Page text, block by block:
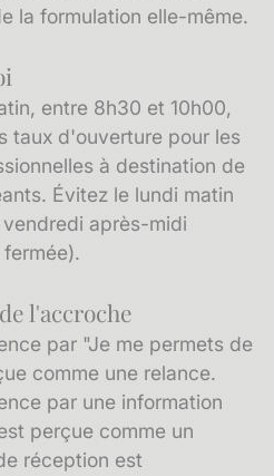
la formulation elle-même.
entre 8h30 et 10h00,
taux d'ouverture pour les
à destination de
Évitez le lundi matin
après-midi
l'accroche
par "Je me permets de
comme une relance.
par une information
perçue comme un
réception est